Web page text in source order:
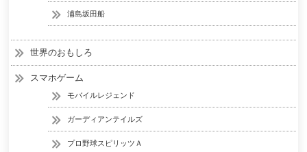
浦島坂田船
世界のおもしろ
スマホゲーム
モバイルレジェンド
ガーディアンテイルズ
プロ野球スピリッツＡ